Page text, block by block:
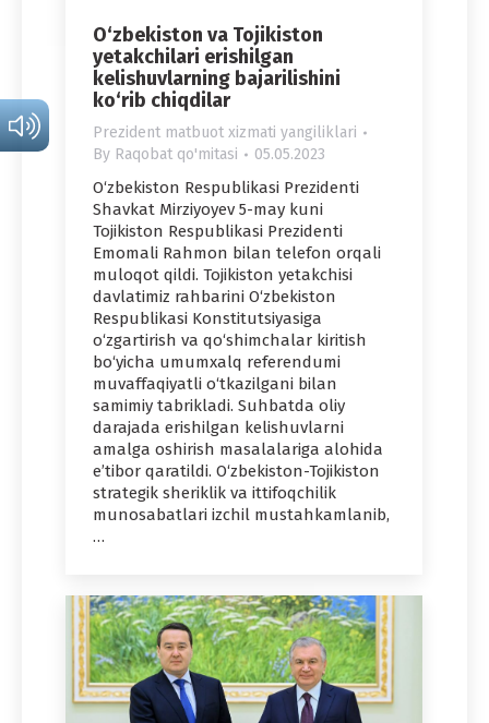
O‘zbekiston va Tojikiston
yetakchilari erishilgan
kelishuvlarning bajarilishini
ko‘rib chiqdilar
Prezident matbuot xizmati yangiliklari
By Raqobat qo'mitasi 05.05.2023
O‘zbekiston Respublikasi Prezidenti
Shavkat Mirziyoyev 5-may kuni
Tojikiston Respublikasi Prezidenti
Emomali Rahmon bilan telefon orqali
muloqot qildi. Tojikiston yetakchisi
davlatimiz rahbarini O‘zbekiston
Respublikasi Konstitutsiyasiga
o‘zgartirish va qo‘shimchalar kiritish
bo‘yicha umumxalq referendumi
muvaffaqiyatli o‘tkazilgani bilan
samimiy tabrikladi. Suhbatda oliy
darajada erishilgan kelishuvlarni
amalga oshirish masalalariga alohida
e’tibor qaratildi. O‘zbekiston-Tojikiston
strategik sheriklik va ittifoqchilik
munosabatlari izchil mustahkamlanib,
…